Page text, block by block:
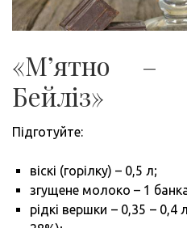
«М’ятно –
Бейліз»
Підготуйте:
віскі (горілку) – 0,5 л;
згущене молоко – 1
рідкі вершки – 0,35 –